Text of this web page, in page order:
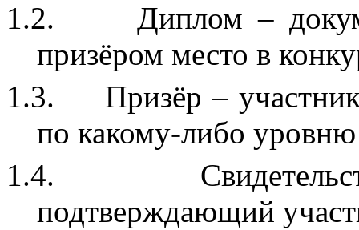
1.2.
Диплом –
призёром место в
1.3.
Призёр –
по какому-либо уровню
1.4.
подтверждающий